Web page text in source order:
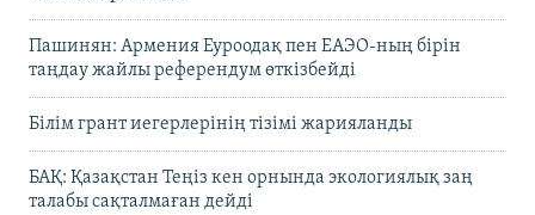
Пашинян: Армения Еуроодақ пен ЕАЭО-ның бірін
таңдау жайлы референдум өткізбейді
Білім грант иегерлерінің тізімі жарияланды
БАҚ: Қазақстан Теңіз кен орнында экологиялық заң
талабы сақталмаған дейді